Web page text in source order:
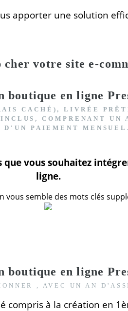
apporter une solution
votre site e-
boutique en ligne
CACHÉ), LIVRÉE
, COMPRENANT UN
D'UN PAIEMENT
que vous souhaitez
ligne.
semble des mots clés
boutique en ligne
, AVEC UN AN
compris à la création en